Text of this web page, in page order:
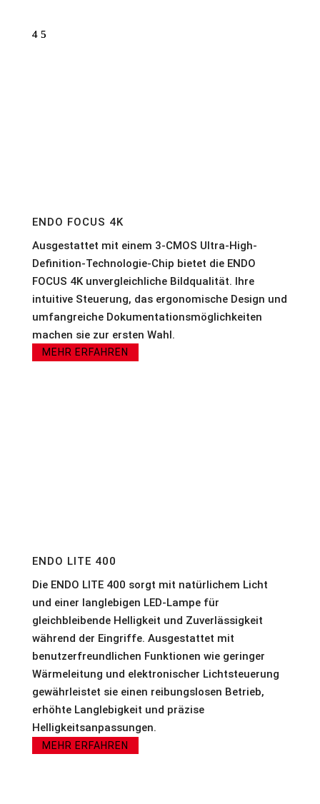
ENDO FOCUS 4K
Ausgestattet mit einem 3-CMOS Ultra-High-
Definition-Technologie-Chip bietet die ENDO
FOCUS 4K unvergleichliche Bildqualität. Ihre
intuitive Steuerung, das ergonomische Design und
umfangreiche Dokumentationsmöglichkeiten
machen sie zur ersten Wahl.
MEHR ERFAHREN
ENDO LITE 400
Die ENDO LITE 400 sorgt mit natürlichem Licht
und einer langlebigen LED-Lampe für
gleichbleibende Helligkeit und Zuverlässigkeit
während der Eingriffe. Ausgestattet mit
benutzerfreundlichen Funktionen wie geringer
Wärmeleitung und elektronischer Lichtsteuerung
gewährleistet sie einen reibungslosen Betrieb,
erhöhte Langlebigkeit und präzise
Helligkeitsanpassungen.
MEHR ERFAHREN